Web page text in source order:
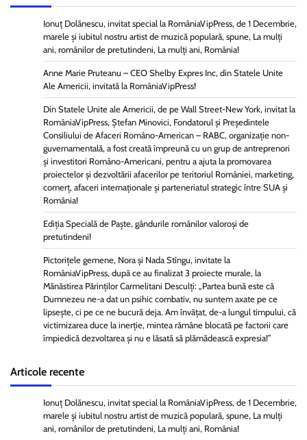
Ionuț Dolănescu, invitat special la RomâniaVipPress, de 1 Decembrie,
marele și iubitul nostru artist de muzică populară, spune, La mulți
ani, românilor de pretutindeni, La mulți ani, România!
Anne Marie Pruteanu – CEO Shelby Expres Inc, din Statele Unite
Ale Americii, invitată la RomâniaVipPress!
Din Statele Unite ale Americii, de pe Wall Street-New York, invitat la
RomâniaVipPress, Ștefan Minovici, Fondatorul și Președintele
Consiliului de Afaceri Româno-American – RABC, organizație non-
guvernamentală, a fost creată împreună cu un grup de antreprenori
și investitori Româno-Americani, pentru a ajuta la promovarea
proiectelor și dezvoltării afacerilor pe teritoriul României, marketing,
comerț, afaceri internaționale și parteneriatul strategic între SUA și
România!
Ediția Specială de Paște, gândurile românilor valoroși de
pretutindeni!
Pictorițele gemene, Nora și Nada Stîngu, invitate la
RomâniaVipPress, după ce au finalizat 3 proiecte murale, la
Mănăstirea Părinților Carmelitani Desculți: „Partea bună este că
Dumnezeu ne-a dat un psihic combativ, nu suntem axate pe ce
lipsește, ci pe ce ne bucură deja. Am învățat, de-a lungul timpului, că
victimizarea duce la inerție, mintea rămâne blocată pe factorii care
împiedică dezvoltarea și nu e lăsată să plămădească expresia!”
Articole recente
Ionuț Dolănescu, invitat special la RomâniaVipPress, de 1 Decembrie,
marele și iubitul nostru artist de muzică populară, spune, La mulți
ani, românilor de pretutindeni, La mulți ani, România!